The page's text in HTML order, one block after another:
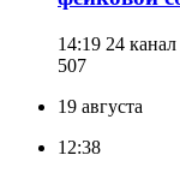
14:19 24
507
19 августа
12:38